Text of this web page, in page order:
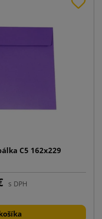
C5 162x229
s DPH